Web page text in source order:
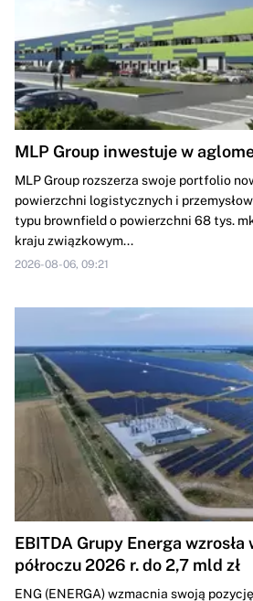
MLP Group inwestuje w
MLP Group rozszerza swoje portfolio
powierzchni logistycznych i
typu brownfield o powierzchni 68 tys.
kraju związkowym...
2026-08-06, 09:21
EBITDA Grupy Energa
półroczu 2026 r. do 2,7 mld zł
ENG (ENERGA) wzmacnia swoją